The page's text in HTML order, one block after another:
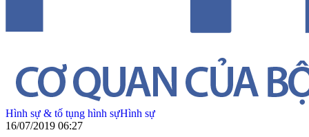
Hình sự & tố tụng hình sựHình sự
16/07/2019 06:27